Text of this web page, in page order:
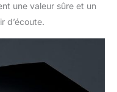
une valeur sûre et un
d’écoute.